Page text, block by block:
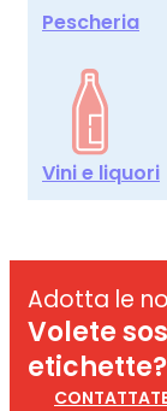
Pescheria
Vini e liquori
Adotta le
Volete
etichette?